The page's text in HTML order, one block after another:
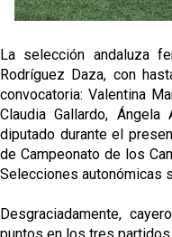
La selección andaluza
Rodríguez Daza, con
convocatoria: Valentina
Claudia Gallardo,
diputado durante el
de Campeonato de los
Selecciones autonómicas
Desgraciadamente,